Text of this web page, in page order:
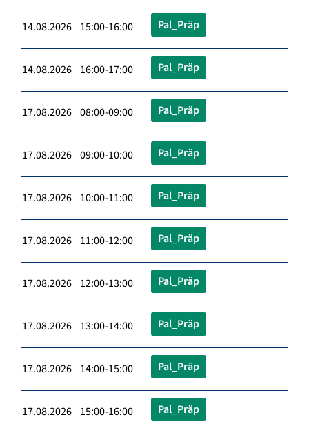
14.08.2026 15:00-16:00 Pal_Präp
14.08.2026 16:00-17:00 Pal_Präp
17.08.2026 08:00-09:00 Pal_Präp
17.08.2026 09:00-10:00 Pal_Präp
17.08.2026 10:00-11:00 Pal_Präp
17.08.2026 11:00-12:00 Pal_Präp
17.08.2026 12:00-13:00 Pal_Präp
17.08.2026 13:00-14:00 Pal_Präp
17.08.2026 14:00-15:00 Pal_Präp
17.08.2026 15:00-16:00 Pal_Präp